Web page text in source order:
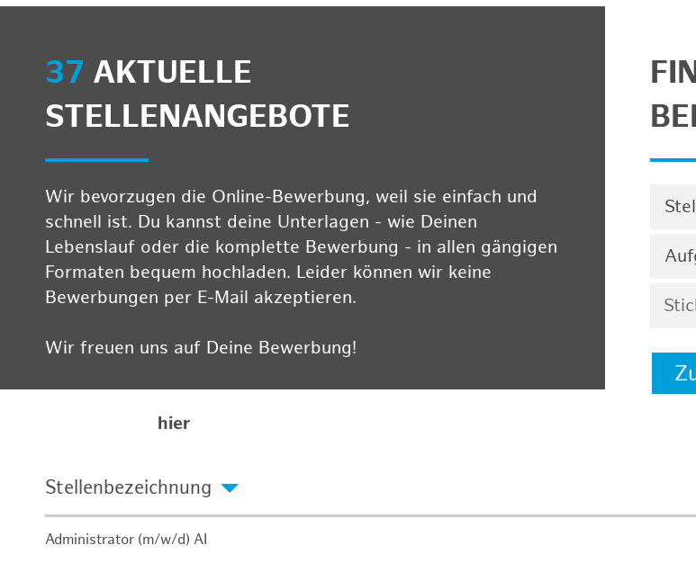
37 AKTUELLE
STELLENANGEBOTE
Wir bevorzugen die Online-Bewerbung, weil sie einfach und
schnell ist. Du kannst deine Unterlagen - wie Deinen
Lebenslauf oder die komplette Bewerbung - in allen gängigen
Formaten bequem hochladen. Leider können wir keine
Bewerbungen per E-Mail akzeptieren.
Wir freuen uns auf Deine Bewerbung!
hier
Stellenbezeichnung
Administrator (m/w/d) AI